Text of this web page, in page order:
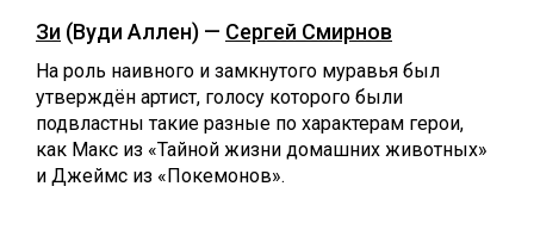
Зи (Вуди Аллен) — Сергей Смирнов
На роль наивного и замкнутого муравья был
утверждён артист, голосу которого были
подвластны такие разные по характерам герои,
как Макс из «Тайной жизни домашних животных»
и Джеймс из «Покемонов».